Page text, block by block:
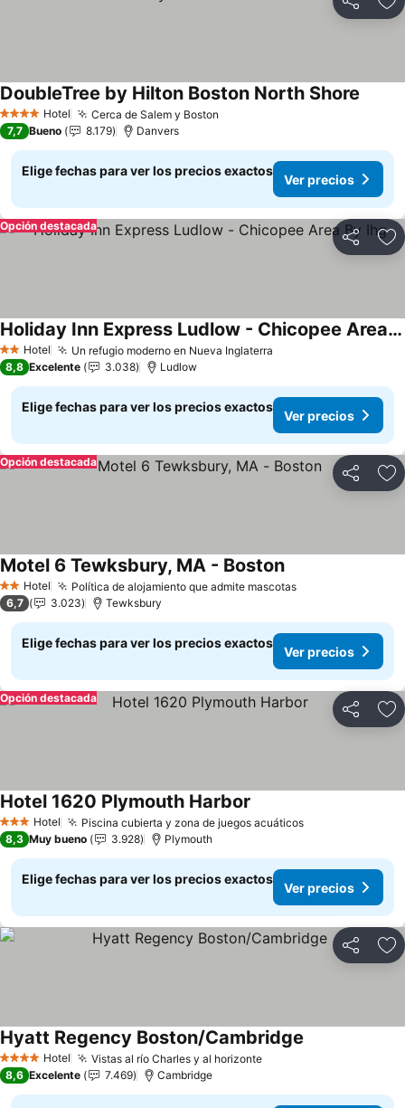
Compartir
4 EstrellasHotel Cerca de Salem y Boston
DoubleTree by Hilton Boston North Shore
7,7 Bueno 8.179 Danvers
Elige fechas para ver los precios exactos
Ver precios
Compartir
Opción destacada
2 Estrellas
Hotel Un refugio moderno en Nueva Inglaterra
Holiday Inn Express Ludlow - Chicopee Area By Ihg
Ver precios
8,8 Excelente 3.038 Ludlow
Elige fechas para ver los precios exactos
Ver precios
Compartir
Opción destacada
2 Estrellas
Hotel Política de alojamiento que admite mascotasVer precios
Motel 6 Tewksbury, MA - BostonVer precios
6,7 3.023 Tewksbury
Elige fechas para ver los precios exactos
Ver precios
Compartir
Opción destacada
3 Estrellas
Hotel Piscina cubierta y zona de juegos acuáticosVer precios
Hotel 1620 Plymouth Harbor
8,3 Muy bueno 3.928 Plymouth
Elige fechas para ver los precios exactos
Ver precios
Compartir
4 EstrellasHotel Vistas al río Charles y al horizonteVer precios
Hyatt Regency Boston/Cambridge
8,6 Excelente 7.469 Cambridge